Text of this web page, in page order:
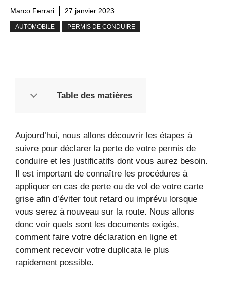
Marco Ferrari 27 janvier 2023
AUTOMOBILE PERMIS DE CONDUIRE
Table des matières
Aujourd’hui, nous allons découvrir les étapes à
suivre pour déclarer la perte de votre permis de
conduire et les justificatifs dont vous aurez besoin.
Il est important de connaître les procédures à
appliquer en cas de perte ou de vol de votre carte
grise afin d’éviter tout retard ou imprévu lorsque
vous serez à nouveau sur la route. Nous allons
donc voir quels sont les documents exigés,
comment faire votre déclaration en ligne et
comment recevoir votre duplicata le plus
rapidement possible.